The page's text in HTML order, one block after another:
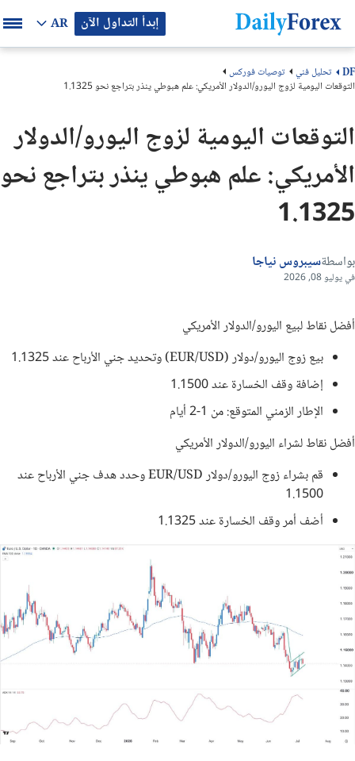
إبدأ التداول الآن AR
DF تحليل فني
توصيات فوركس
التوقعات اليومية لزوج اليورو/الدولار الأمريكي: علم هبوطي ينذر بتراجع نحو 1.1325
التوقعات اليومية لزوج اليورو/الدولار
الأمريكي: علم هبوطي ينذر بتراجع نحو
1.1325
بواسطةسيبروس نياجا
في يوليو 08, 2026
أفضل نقاط لبيع اليورو/الدولار الأمريكي
بيع زوج اليورو/دولار (EUR/USD) وتحديد جني الأرباح عند 1.1325
إضافة وقف الخسارة عند 1.1500
الإطار الزمني المتوقع: من 1-2 أيام
أفضل نقاط لشراء اليورو/الدولار الأمريكي
قم بشراء زوج اليورو/دولار EUR/USD وحدد هدف جني الأرباح عند
1.1500
أضف أمر وقف الخسارة عند 1.1325